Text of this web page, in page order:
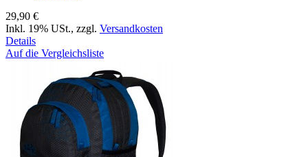
29,90 €
Inkl. 19% USt., zzgl. Versandkosten
Details
Auf die Vergleichsliste